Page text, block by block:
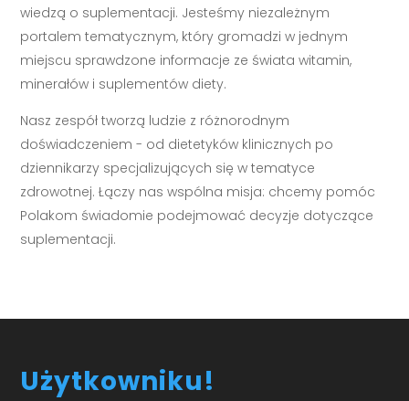
wiedzą o suplementacji. Jesteśmy niezależnym
portalem tematycznym, który gromadzi w jednym
miejscu sprawdzone informacje ze świata witamin,
minerałów i suplementów diety.
Nasz zespół tworzą ludzie z różnorodnym
doświadczeniem - od dietetyków klinicznych po
dziennikarzy specjalizujących się w tematyce
zdrowotnej. Łączy nas wspólna misja: chcemy pomóc
Polakom świadomie podejmować decyzje dotyczące
suplementacji.
Użytkowniku!